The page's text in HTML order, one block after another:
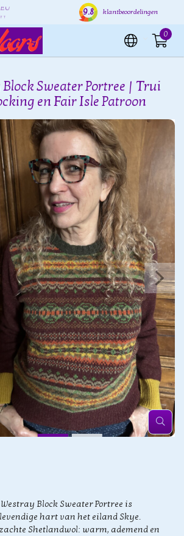
Verzending binnen 24 uur
9.8 klantbeoordelingen
0
Sweater Portree | Trui
en Fair Isle Patroon
Block Sweater Portree is
hart van het eiland Skye.
Shetlandwol: warm, ademend en